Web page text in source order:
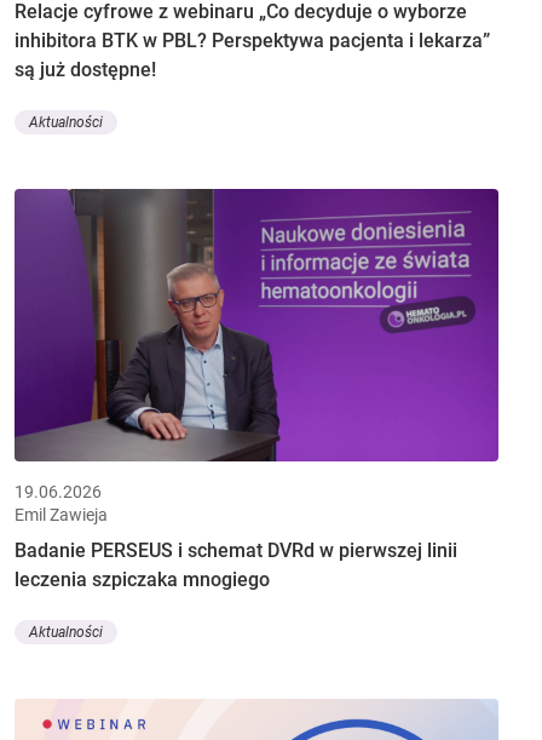
Relacje cyfrowe z webinaru „Co decyduje o wyborze
inhibitora BTK w PBL? Perspektywa pacjenta i lekarza”
są już dostępne!
Aktualności
19.06.2026
Emil Zawieja
Badanie PERSEUS i schemat DVRd w pierwszej linii
leczenia szpiczaka mnogiego
Aktualności